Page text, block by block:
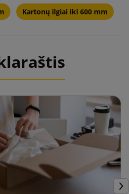
Kartonų ilgiai iki 600 mm